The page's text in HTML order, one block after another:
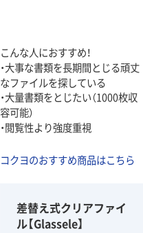
こんな人におすすめ！
・大事な書類を長期間とじる頑丈
なファイルを探している
・大量書類をとじたい（1000枚収
容可能）
・閲覧性より強度重視
コクヨのおすすめ商品はこちら
差替え式クリアファイ
ル【Glassele】